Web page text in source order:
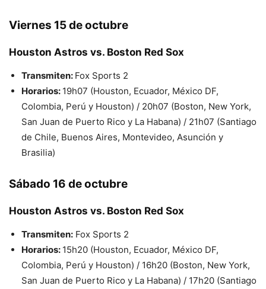
Viernes 15 de octubre
Houston Astros vs. Boston Red Sox
Transmiten: Fox Sports 2
Horarios: 19h07 (Houston, Ecuador, México DF,
Colombia, Perú y Houston) / 20h07 (Boston, New York,
San Juan de Puerto Rico y La Habana) / 21h07 (Santiago
de Chile, Buenos Aires, Montevideo, Asunción y
Brasilia)
Sábado 16 de octubre
Houston Astros vs. Boston Red Sox
Transmiten: Fox Sports 2
Horarios: 15h20 (Houston, Ecuador, México DF,
Colombia, Perú y Houston) / 16h20 (Boston, New York,
San Juan de Puerto Rico y La Habana) / 17h20 (Santiago